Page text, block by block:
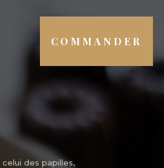
COMMANDER
des papilles,